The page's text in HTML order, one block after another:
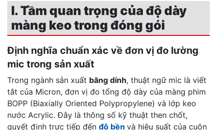
I. Tầm quan trọng của độ dày
màng keo trong đóng gói
Định nghĩa chuẩn xác về đơn vị đo lường
mic trong sản xuất
Trong ngành sản xuất băng dính, thuật ngữ mic là viết
tắt của Micron, đơn vị đo tổng độ dày của màng phim
BOPP (Biaxially Oriented Polypropylene) và lớp keo
nước Acrylic. Đây là thông số kỹ thuật then chốt,
quyết định trực tiếp đến độ bền và hiệu suất của cuộn